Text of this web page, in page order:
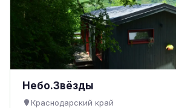
Небо.Звёзды
Краснодарский край